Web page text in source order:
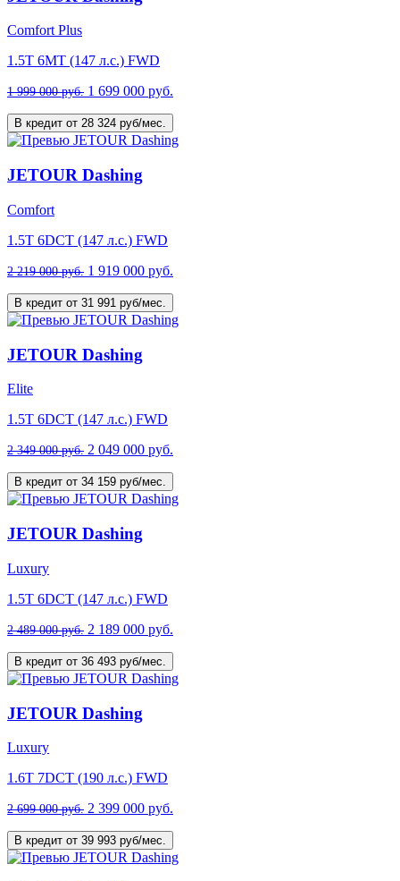
Comfort Plus
1.5T 6МТ (147 л.с.) FWD
1 999 000 руб. 1 699 000 руб.
В кредит от 28 324 руб/мес.
JETOUR Dashing
Comfort
1.5T 6DCT (147 л.с.) FWD
2 219 000 руб. 1 919 000 руб.
В кредит от 31 991 руб/мес.
JETOUR Dashing
Elite
1.5T 6DCT (147 л.с.) FWD
2 349 000 руб. 2 049 000 руб.
В кредит от 34 159 руб/мес.
JETOUR Dashing
Luxury
1.5T 6DCT (147 л.с.) FWD
2 489 000 руб. 2 189 000 руб.
В кредит от 36 493 руб/мес.
JETOUR Dashing
Luxury
1.6T 7DCT (190 л.с.) FWD
2 699 000 руб. 2 399 000 руб.
В кредит от 39 993 руб/мес.